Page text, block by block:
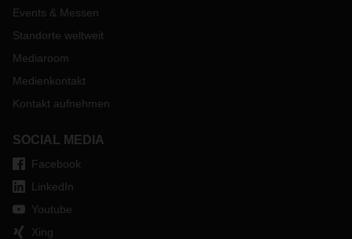
Events & Messen
Standorte weltweit
Mediaroom
Medienkontakt
Kontakt aufnehmen
SOCIAL MEDIA
Facebook
LinkedIn
Youtube
Xing